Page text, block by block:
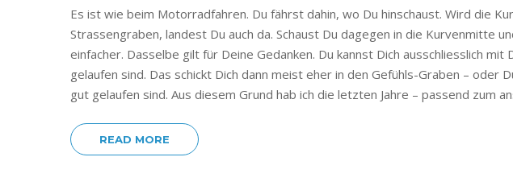
Es ist wie beim Motorradfahren. Du fährst dahin, wo Du hinschaust. Wird die
Strassengraben, landest Du auch da. Schaust Du dagegen in die Kurvenmitte
einfacher. Dasselbe gilt für Deine Gedanken. Du kannst Dich ausschliesslich
gelaufen sind. Das schickt Dich dann meist eher in den Gefühls-Graben – oder
gut gelaufen sind. Aus diesem Grund hab ich die letzten Jahre – passend zum
READ MORE